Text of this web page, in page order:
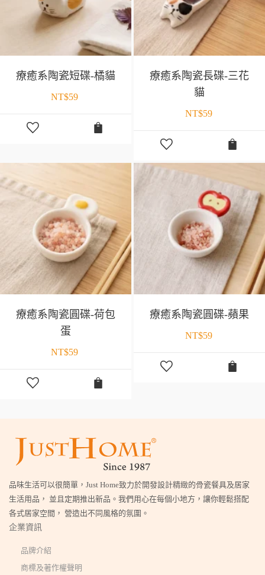
療癒系陶瓷短碟-橘貓
NT$59
療癒系陶瓷長碟-三花
貓
NT$59
療癒系陶瓷圓碟-荷包
蛋
NT$59
療癒系陶瓷圓碟-蘋果
NT$59
品味生活可以很簡單，Just Home致力於開發設計精緻的骨瓷餐具及居家
生活用品， 並且定期推出新品。我們用心在每個小地方，讓你輕鬆搭配
各式居家空間， 營造出不同風格的氛圍。
企業資訊
品牌介紹
商標及著作權聲明